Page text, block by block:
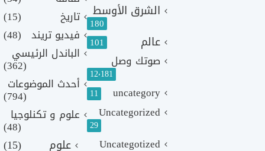
الشرق الأوسط
180
عالم 101
صوتك وصل
12٬181
uncategory
11
Uncategorized
29
Uncategotized
تاريخ
(15)
فيديو تريند (48)
الباندل الرئيسي
(362)
أحدث الموضوعات
(794)
علوم و تكنلوجيا
(48)
علوم (15)